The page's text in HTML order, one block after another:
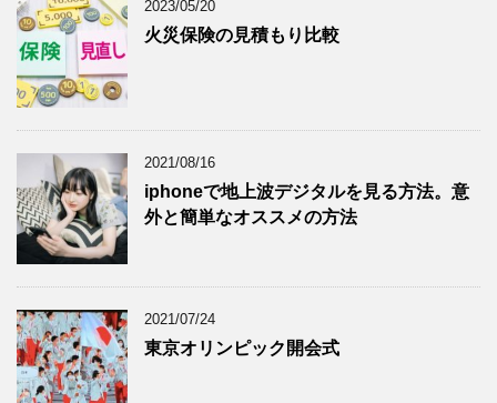
2023/05/20
火災保険の見積もり比較
2021/08/16
iphoneで地上波デジタルを見る方法。意
外と簡単なオススメの方法
2021/07/24
東京オリンピック開会式